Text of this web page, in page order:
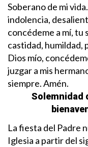
Soberano de mi
indolencia,
concédeme a mí, tu
castidad, humildad,
Dios mío,
juzgar a mis
siempre. Amén.
Solemnidad
La fiesta del Padre
Iglesia a partir del